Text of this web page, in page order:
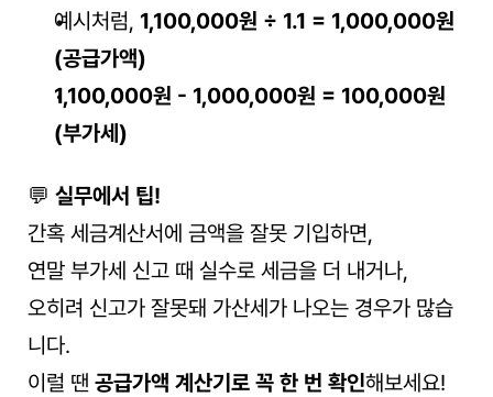
예시처럼, 1,100,000원 ÷ 1.1 = 1,000,000원
(공급가액)
1,100,000원 - 1,000,000원 = 100,000원
(부가세)
💬 실무에서 팁!
간혹 세금계산서에 금액을 잘못 기입하면,
연말 부가세 신고 때 실수로 세금을 더 내거나,
오히려 신고가 잘못돼 가산세가 나오는 경우가 많습
니다.
이럴 땐 공급가액 계산기로 꼭 한 번 확인해보세요!